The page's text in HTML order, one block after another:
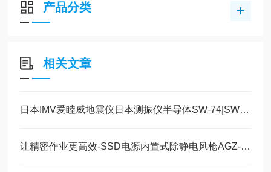
产品分类
相关文章
日本IMV爱睦威地震仪日本测振仪半导体SW-74|SW-72
让精密作业更高效-SSD电源内置式除静电风枪AGZ-III/AGZⅣ内置电磁阀